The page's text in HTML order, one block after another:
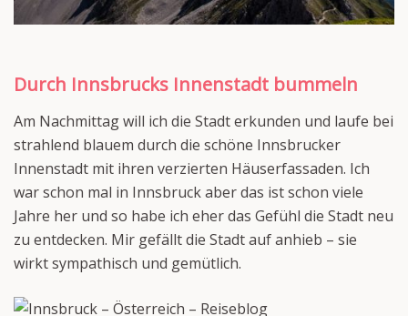
Durch Innsbrucks Innenstadt bummeln
Am Nachmittag will ich die Stadt erkunden und laufe bei
strahlend blauem durch die schöne Innsbrucker
Innenstadt mit ihren verzierten Häuserfassaden. Ich
war schon mal in Innsbruck aber das ist schon viele
Jahre her und so habe ich eher das Gefühl die Stadt neu
zu entdecken. Mir gefällt die Stadt auf anhieb – sie
wirkt sympathisch und gemütlich.